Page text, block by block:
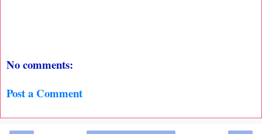
No comments:
Post a Comment